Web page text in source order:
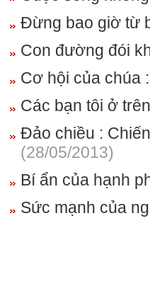
Đừng bao giờ từ
Con đường đói
Cơ hội của chúa
Các bạn tôi ở
Đảo chiều :
(28/05/2013)
Bí ẩn của hạnh
Sức mạnh của